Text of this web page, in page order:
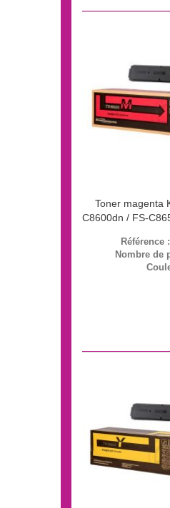
Toner magenta
C8600dn / FS-
Référence :
Nombre de